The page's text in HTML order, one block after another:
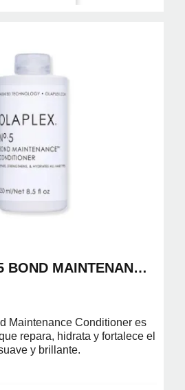
BOND MAINTENANCE
Maintenance Conditioner es
repara, hidrata y fortalece el
y brillante.